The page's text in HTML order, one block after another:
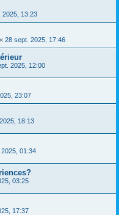
2025, 13:23
« 28 sept. 2025, 17:46
2025, 12:00
23:07
18:13
2025, 01:34
03:25
17:37